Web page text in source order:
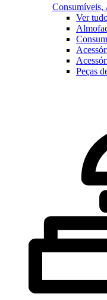
Consumíveis,
Ver
Peças